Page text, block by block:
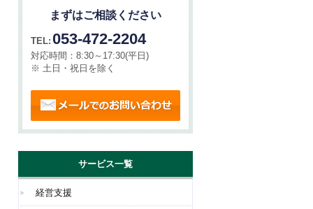
2026.06.01 | 今月のワンポイントアド
2026年6月
まずはご相談ください
TEL: 053-472-2204
対応時間： 8:30～17:30(平日)
※ 土日・祝日を除く
メールでのお問い合わせ
サービス一覧
経営支援